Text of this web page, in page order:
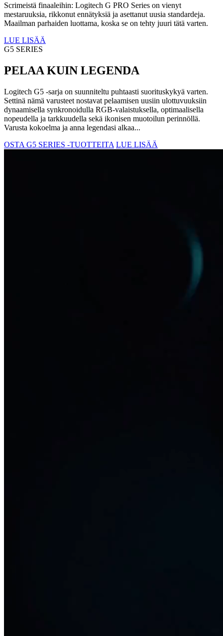
Scrimeistä finaaleihin: Logitech G PRO Series on vienyt
mestaruuksia, rikkonut ennätyksiä ja asettanut uusia standardeja.
Maailman parhaiden luottama, koska se on tehty juuri tätä varten.
LUE LISÄÄ
G5 SERIES
PELAA KUIN LEGENDA
Logitech G5 -sarja on suunniteltu puhtaasti suorituskykyä varten.
Settinä nämä varusteet nostavat pelaamisen uusiin ulottuvuuksiin
dynaamisella synkronoidulla RGB-valaistuksella, optimaalisella
nopeudella ja tarkkuudella sekä ikonisen muotoilun perinnöllä.
Varusta kokoelma ja anna legendasi alkaa...
OSTA G5 SERIES ‑TUOTTEITA LUE LISÄÄ